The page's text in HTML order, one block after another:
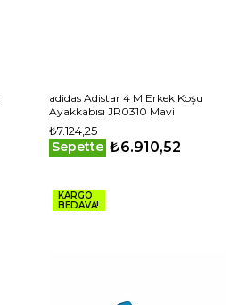
adidas Adistar 4 M Erkek Koşu
Ayakkabısı JR0310 Mavi
₺7.124,25
Sepette ₺6.910,52
KARGO
BEDAVA!